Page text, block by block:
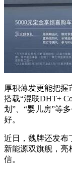
厚积薄发更能把握
搭载“混联DHT+
划”、“婴儿房”等
好。
近日，魏牌还发
新能源双旗舰，亮
信。